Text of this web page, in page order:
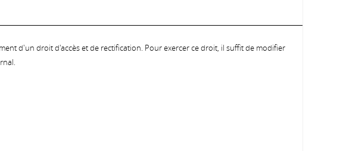
d'un droit d'accès et de rectification. Pour exercer ce droit, il suffit de modifier